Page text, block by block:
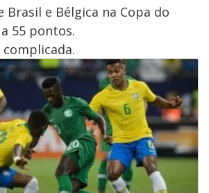
Brasil e Bélgica na Copa do
55 pontos.